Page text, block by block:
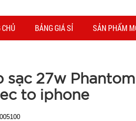
BẢNG GIÁ SỈ SẢN PHẨM
sạc 27w
to iphone
005100